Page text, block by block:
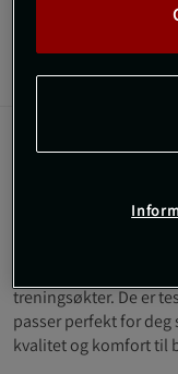
Informasjon
Beskrivelse
Original Mesh Pants
fritid som
treningsøkter. De er
passer perfekt for
kvalitet og komfort til